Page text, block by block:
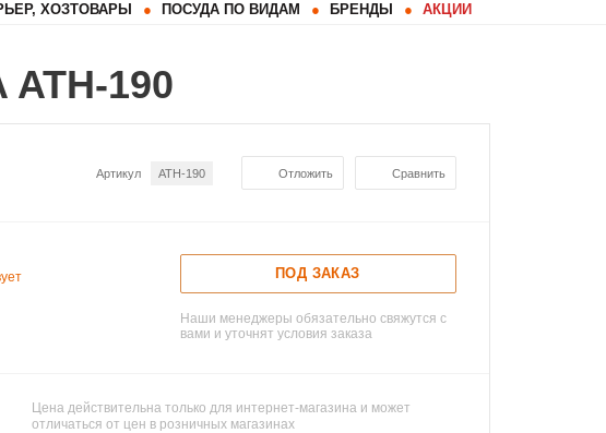
ХОЗТОВАРЫ ПОСУДА ПО ВИДАМ БРЕНДЫ АКЦИИ
190
Отложить Сравнить
Артикул ATH-190
ПОД ЗАКАЗ
Наши менеджеры обязательно свяжутся с
вами и уточнят условия заказа
Цена действительна только для интернет-магазина и может
отличаться от цен в розничных магазинах